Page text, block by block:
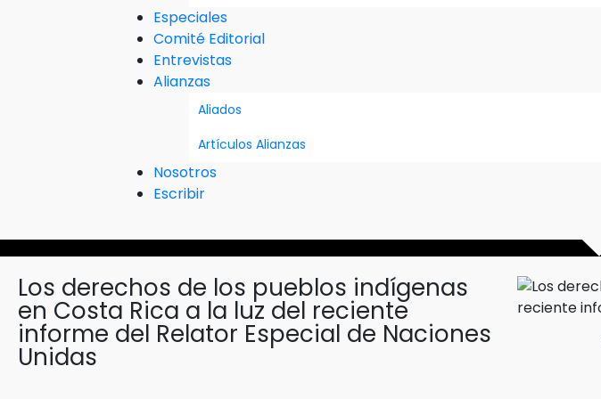
Especiales
Comité Editorial
Entrevistas
Alianzas
Aliados
Artículos Alianzas
Nosotros
Escribir
Los derechos de los pueblos indígenas
en Costa Rica a la luz del reciente
informe del Relator Especial de Naciones
Unidas